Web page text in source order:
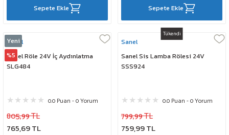
Sepete Ekle Sepete Ekle
Yeni
%5
Sanel
Sanel Röle 24V İç Aydınlatma
SLG484
0.0 Puan - 0 Yorum
805,99 TL
765,69 TL
Tükendi
Sanel
Sanel Sis Lamba Rölesi 24V
SSS924
0.0 Puan - 0 Yorum
799,99 TL
759,99 TL